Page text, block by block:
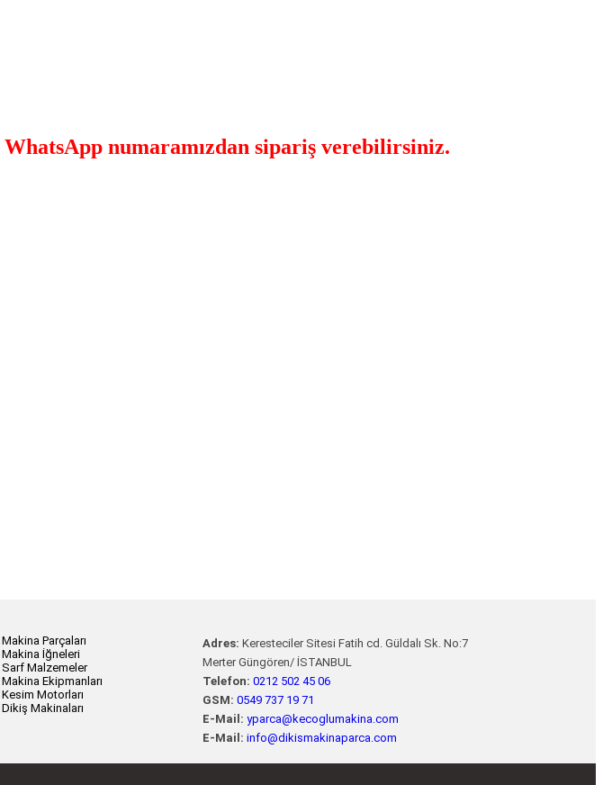
WhatsApp numaramızdan sipariş verebilirsiniz.
Makina Parçaları
Makina İğneleri
Sarf Malzemeler
Makina Ekipmanları
Kesim Motorları
Dikiş Makinaları
Adres: Keresteciler Sitesi Fatih cd. Güldalı Sk. No:7
Merter Güngören/ İSTANBUL
Telefon: 0212 502 45 06
GSM: 0549 737 19 71
E-Mail: yparca@kecoglumakina.com
E-Mail: info@dikismakinaparca.com